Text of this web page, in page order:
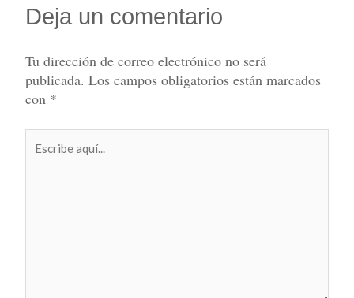
Deja un comentario
Tu dirección de correo electrónico no será
publicada. Los campos obligatorios están marcados
con *
aquí...